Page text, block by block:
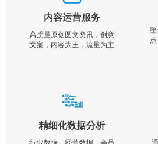
内容运营服务
高质量原创图文资讯，创意
文案，内容为王，流量为主
精细化数据分析